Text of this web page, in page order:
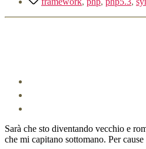
Sarà che sto diventando vecchio e
che mi capitano sottomano. Per